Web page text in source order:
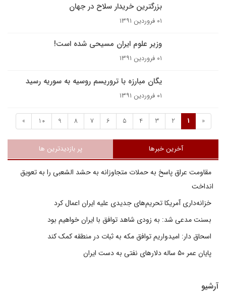
بزرگترین خریدار سلاح در جهان
۰۱ فروردین ۱۳۹۱
وزیر علوم ایران مسیحی شده است!
۰۱ فروردین ۱۳۹۱
یگان مبارزه با تروریسم روسیه به سوریه رسید
۰۱ فروردین ۱۳۹۱
«
1
2
3
4
5
6
7
8
9
10
»
آخرین خبرها پر بازدیدترین ها
مقاومت عراق پاسخ به حملات متجاوزانه به حشد الشعبی را به تعویق
انداخت
خزانه‌داری آمریکا تحریم‌های جدیدی علیه ایران اعمال کرد
بسنت مدعی شد: به زودی شاهد توافق با ایران خواهیم بود
اسحاق دار: امیدواریم توافق مکه به ثبات در منطقه کمک کند
پایان عمر ۵۰ ساله دلارهای نفتی به دست ایران
آرشیو